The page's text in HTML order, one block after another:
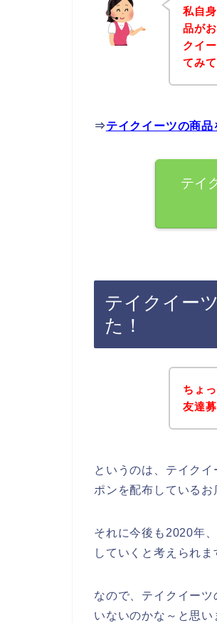
私自
品が
クイ
てみ
⇒テイクイーツの商
テイ
テイクイー
た！
ちょ
友達
というのは、テイク
ポンを配布しているお
それに今後も2020年
していくと考えられま
なので、テイクイー
いないのかな～と思い